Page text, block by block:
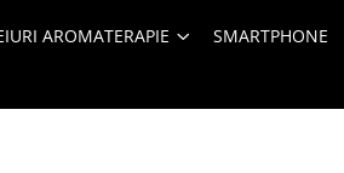
AROMATERAPIE SMARTPHONE